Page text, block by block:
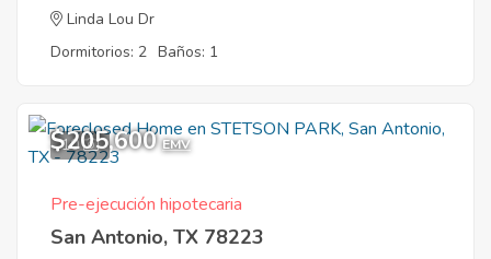
Linda Lou Dr
Dormitorios: 2 Baños: 1
10
$205,600 EMV
Pre-ejecución hipotecaria
San Antonio, TX 78223